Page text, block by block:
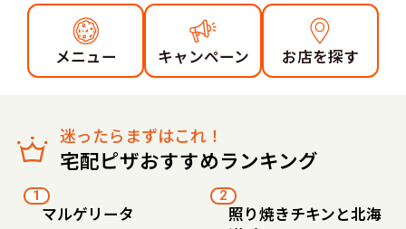
メニュー キャンペーン お店を探す
迷ったらまずはこれ！
宅配ピザおすすめランキング
1
マルゲリータ
2
照り焼きチキンと北海